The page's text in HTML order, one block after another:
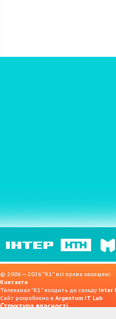
© 2006 — 2026 "K1" всі права захищені.
Контакти
Телеканал "К1" входить до складу Inter
Сайт розроблено в Argentum IT Lab
Структура власності